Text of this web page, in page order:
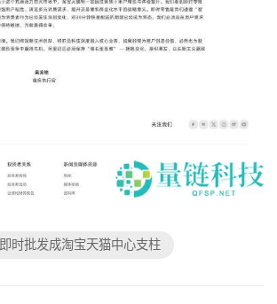
即时批发成淘宝天猫中心支柱